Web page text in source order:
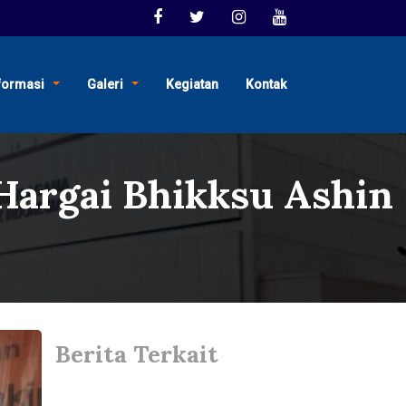
Galeri Kegiatan Kontak
Bhikksu Ashin
Berita Terkait